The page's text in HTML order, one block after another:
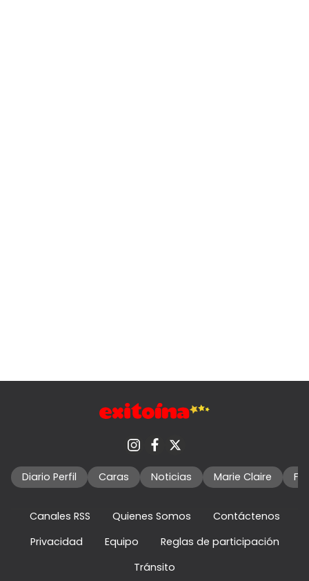
Diario Perfil Caras Noticias Marie Claire
Canales RSS Quienes Somos
Contáctenos
Privacidad
Equipo
Reglas de participación
Tránsito